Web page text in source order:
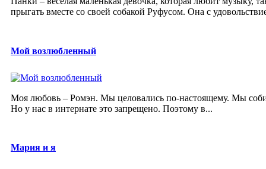
прыгать вместе со своей собакой Руфусом. Она с
Мой возлюбленный
Моя любовь – Ромэн. Мы целовались по-настоящему. Мы
Но у нас в интернате это запрещено. Поэтому в...
Мария и я